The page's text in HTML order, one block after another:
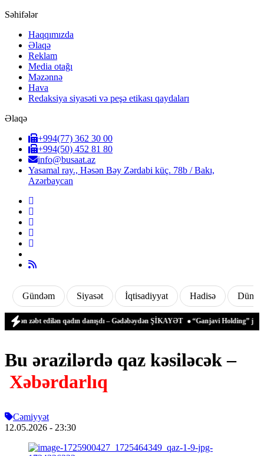
Səhifələr
Haqqımızda
Əlaqə
Reklam
Media otağı
Məzənnə
Hava
Redaksiya siyasəti və peşə etikası qaydaları
Əlaqə
+994(77) 362 30 00
+994(50) 452 81 80
info@busaat.az
Yasamal ray., Həsən Bəy Zərdabi küç. 78b / Bakı,
Azərbaycan
Gündəm Siyasət İqtisadiyyat Hadisə Dünya
zəbt edilən qadın danışdı – Gədəbəydən ŞİKAYƏT “Ganjavi Holding”
Bu ərazilərdə qaz kəsiləcək –
Xəbərdarlıq
Cəmiyyət
12.05.2026 - 23:30